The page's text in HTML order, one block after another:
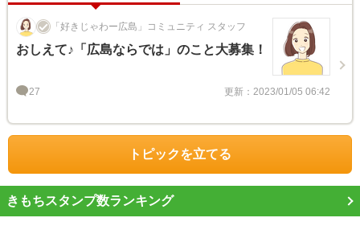
「好きじゃわー広島」コミュニティ スタッフ
おしえて♪「広島ならでは」のこと大募集！
27 更新：2023/01/05 06:42
トピックを立てる
きもちスタンプ数ランキング